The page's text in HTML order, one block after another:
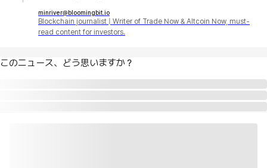
minriver@bloomingbit.io
Blockchain journalist | Writer of Trade Now & Altcoin Now, must-
read content for investors.
このニュース、どう思いますか？